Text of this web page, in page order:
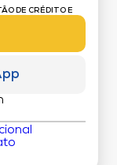
DE CRÉDITO E